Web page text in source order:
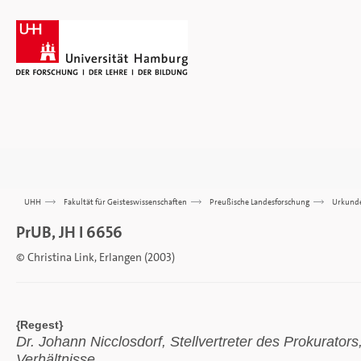
UHH >>> Fakultät für Geisteswissenschaften >>> Preußische Landesforschung >>>
PrUB, JH I 6656
© Christina Link, Erlangen (2003)
{Regest}
Dr. Johann Nicclosdorf, Stellvertreter des